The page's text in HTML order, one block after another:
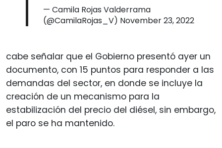
— Camila Rojas Valderrama
(@CamilaRojas_V) November 23, 2022
cabe señalar que el Gobierno presentó ayer un
documento, con 15 puntos para responder a las
demandas del sector, en donde se incluye la
creación de un mecanismo para la
estabilización del precio del diésel, sin embargo,
el paro se ha mantenido.